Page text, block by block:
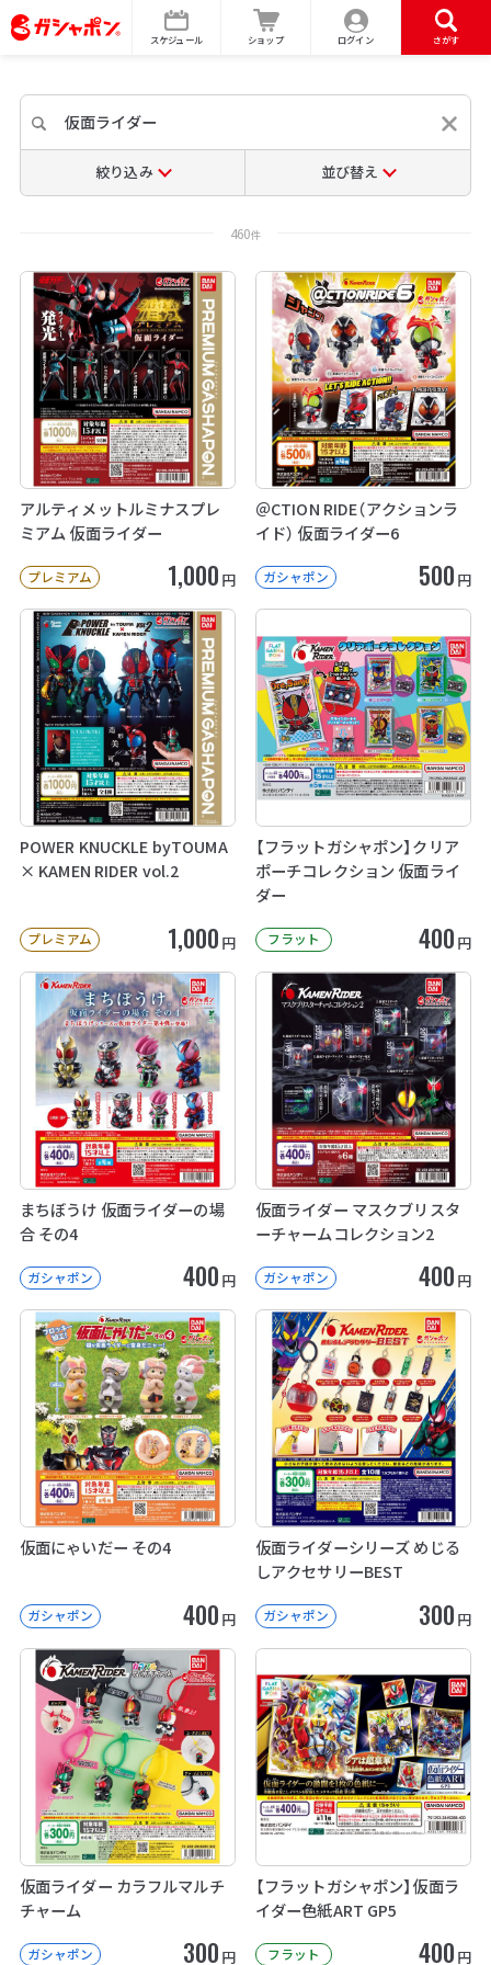
スケジュール ショップ ログイン さがす
絞り込み 並び替え
460
アルティメットルミナスプレ
ミアム 仮面ライダー
プレミアム 1,000 円
＠CTION RIDE（アクションラ
イド） 仮面ライダー6
ガシャポン 500 円
POWER KNUCKLE byTOUMA
× KAMEN RIDER vol.2
プレミアム 1,000 円
【フラットガシャポン】クリア
ポーチコレクション 仮面ライ
ダー
フラット 400 円
まちぼうけ 仮面ライダーの場
合 その4
ガシャポン 400 円
仮面ライダー マスクブリスタ
ーチャームコレクション2
ガシャポン 400 円
仮面にゃいだー その4
ガシャポン 400 円
仮面ライダーシリーズ めじる
しアクセサリーBEST
ガシャポン 300 円
仮面ライダー カラフルマルチ
チャーム
ガシャポン 300 円
【フラットガシャポン】仮面ラ
イダー色紙ART GP5
フラット 400 円